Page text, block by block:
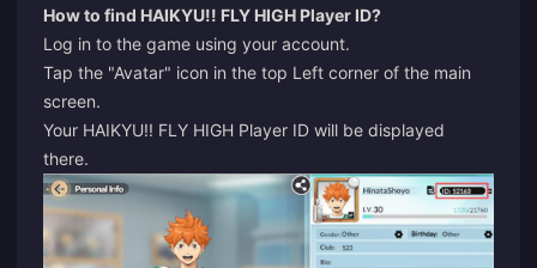
How to find HAIKYU!! FLY HIGH Player ID?
Log in to the game using your account.
Tap the "Avatar" icon in the top Left corner of the main
screen.
Your HAIKYU!! FLY HIGH Player ID will be displayed
there.